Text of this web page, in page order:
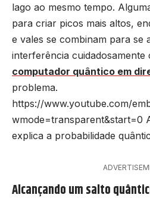
lago ao mesmo tempo.
para criar picos mais altos,
e vales se combinam para se
interferência cuidadosamente
computador quântico em
problema.
https://www.youtube.com/
wmode=transparent&start=0
explica a probabilidade
Alcançando um salto